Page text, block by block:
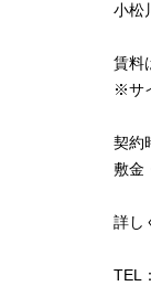
小松
賃料
※サ
契約
敷金
詳し
TEL